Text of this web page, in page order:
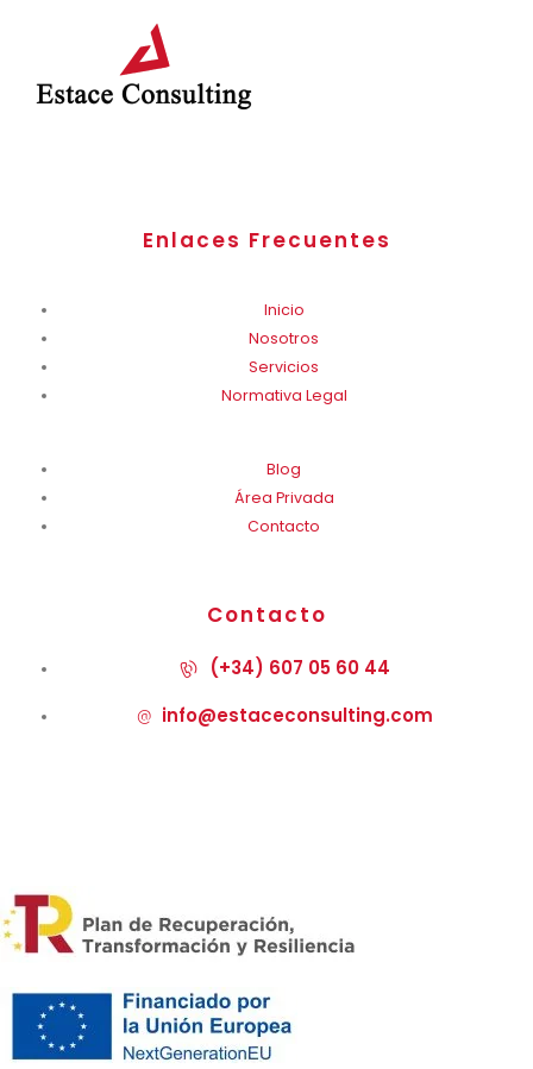
Enlaces Frecuentes
Inicio
Nosotros
Servicios
Normativa Legal
Blog
Área Privada
Contacto
Contacto
(+34) 607 05 60 44
info@estaceconsulting.com